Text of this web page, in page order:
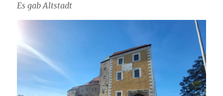
Es gab Altstadt